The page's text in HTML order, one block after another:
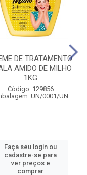
DE TRATAMENTO
AMIDO DE MILHO
1KG
Código: 129856
UN/0001/UN
Faça seu login ou
cadastre-se para
ver preços e
comprar